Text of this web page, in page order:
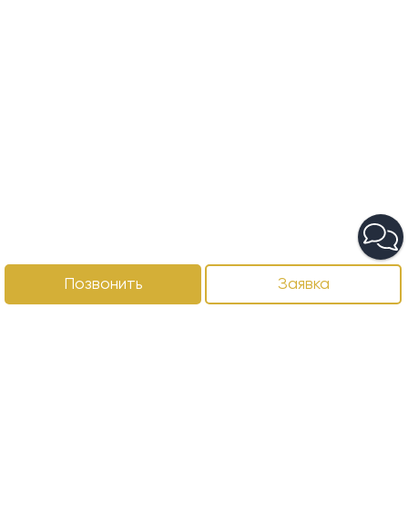
Позвонить Заявка